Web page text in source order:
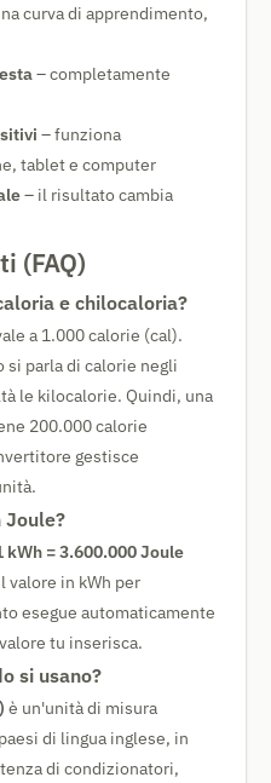
curva di apprendimento,
– completamente
– funziona
tablet e computer
– il risultato cambia
(FAQ)
e chilocaloria?
a 1.000 calorie (cal).
si parla di calorie negli
le kilocalorie. Quindi, una
200.000 calorie
gestisce
Joule?
kWh = 3.600.000 Joule
valore in kWh per
esegue automaticamente
tu inserisca.
si usano?
è un'unità di misura
di lingua inglese, in
di condizionatori,